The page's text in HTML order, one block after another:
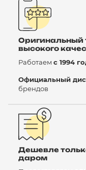
Оригинальный
высокого
Работаем с 1994
Официальный
брендов
Дешевле
даром